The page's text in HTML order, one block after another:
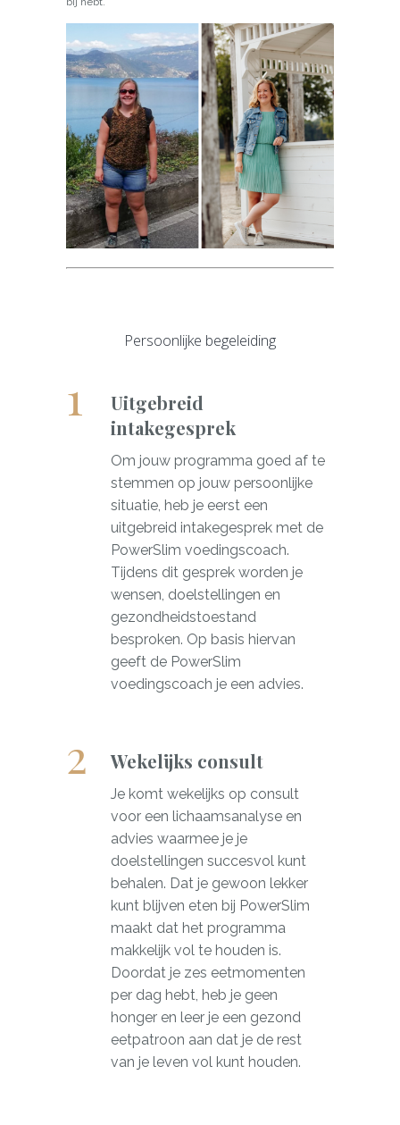
Persoonlijke begeleiding
Uitgebreid
intakegesprek
Om jouw programma goed af te
stemmen op jouw persoonlijke
situatie, heb je eerst een
uitgebreid intakegesprek met de
PowerSlim voedingscoach.
Tijdens dit gesprek worden je
wensen, doelstellingen en
gezondheidstoestand
besproken. Op basis hiervan
geeft de PowerSlim
voedingscoach je een advies.
Wekelijks consult
Je komt wekelijks op consult
voor een lichaamsanalyse en
advies waarmee je je
doelstellingen succesvol kunt
behalen. Dat je gewoon lekker
kunt blijven eten bij PowerSlim
maakt dat het programma
makkelijk vol te houden is.
Doordat je zes eetmomenten
per dag hebt, heb je geen
honger en leer je een gezond
eetpatroon aan dat je de rest
van je leven vol kunt houden.